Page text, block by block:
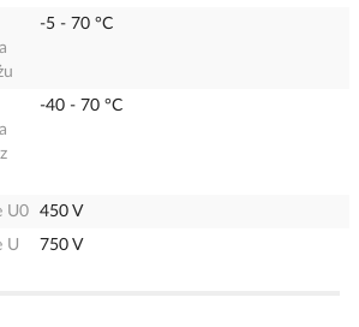
-5 - 70 °C
-40 - 70 °C
U0
450 V
U
750 V